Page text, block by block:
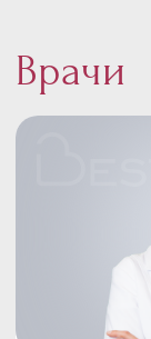
Врачи